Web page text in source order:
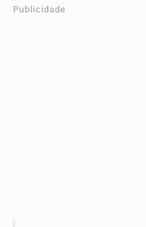
Publicidade